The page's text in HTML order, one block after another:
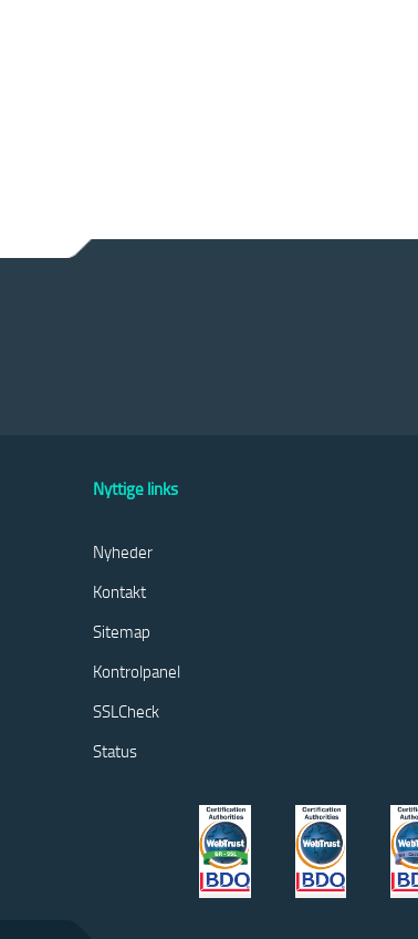
Nyttige links
Nyheder
Kontakt
Sitemap
Kontrolpanel
SSLCheck
Status